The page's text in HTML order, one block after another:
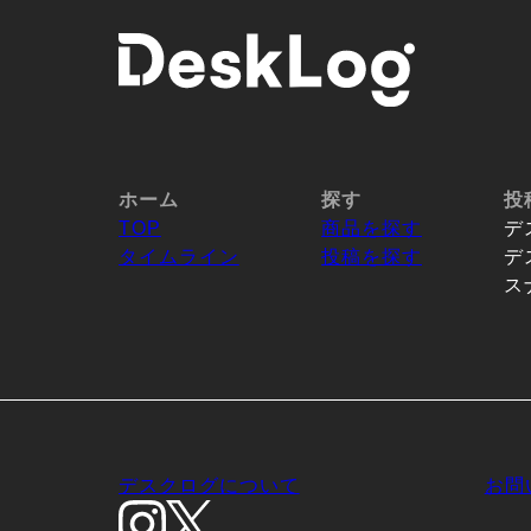
ホーム
TOP
タイムライン
探す
商品を探す
投稿を探す
投
デ
デ
ス
デスクログについて お問